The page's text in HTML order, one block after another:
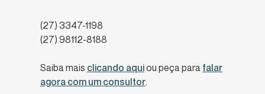
(27) 3347-1198
(27) 98112-8188
Saiba mais clicando aquiou peça para falar
agora com um consultor.